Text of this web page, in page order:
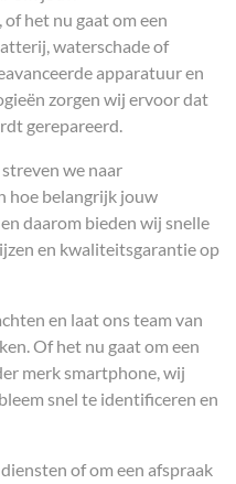
het nu gaat om een
waterschade of
apparatuur en
zorgen wij ervoor dat
gerepareerd.
we naar
hoe belangrijk jouw
daarom bieden wij snelle
en kwaliteitsgarantie op
en laat ons team van
Of het nu gaat om een
merk smartphone, wij
snel te identificeren en
of om een afspraak